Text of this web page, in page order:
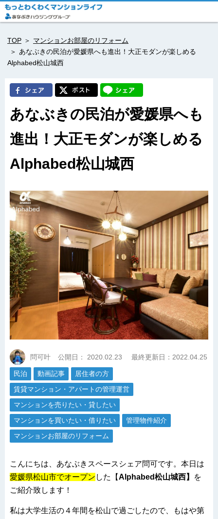
TOP
マンションお部屋のリフォーム
あなぶきの民泊が愛媛県へも進出！大正モダンが楽しめる
Alphabed松山城西
あなぶきの民泊が愛媛県へも
進出！大正モダンが楽しめる
Alphabed松山城西
問可叶 公開日： 2020.02.23 最終更新日：2022.04.25
民泊 動画記事
居住者の方
賃貸マンション・アパートの管理運営
マンションを売りたい・貸したい
マンションを買いたい・借りたい
管理物件紹介
マンションお部屋のリフォーム
こんにちは、あなぶきスペースシェア問可です。本日は
愛媛県松山市でオープン した【Alphabed松山城西】
を
ご紹介致します！
私は大学生活の４年間を松山で過ごしたので、もはや第